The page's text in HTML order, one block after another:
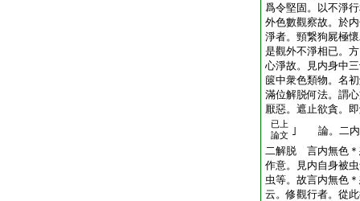
爲令堅固。以不淨
外色數觀察故。於
淨者。頸繋狗屍極
是觀外不淨相已。
心淨故。見内身中
篋中衆色類物。名
滿位解脱何法。謂
厭惡。遮止欲貪。
已上
論文 ｣ 論。二内
二解脱 言内無色＊
作意。見内自身被
虫等。故言内無色
云。修觀行者。從